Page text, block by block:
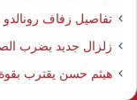
تفاصيل زفاف
زلزال جديد يضرب الصين
هيثم حسن يقترب